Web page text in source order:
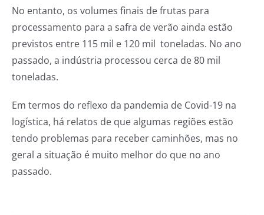
No entanto, os volumes finais de frutas para
processamento para a safra de verão ainda estão
previstos entre 115 mil e 120 mil toneladas. No ano
passado, a indústria processou cerca de 80 mil
toneladas.
Em termos do reflexo da pandemia de Covid-19 na
logística, há relatos de que algumas regiões estão
tendo problemas para receber caminhões, mas no
geral a situação é muito melhor do que no ano
passado.